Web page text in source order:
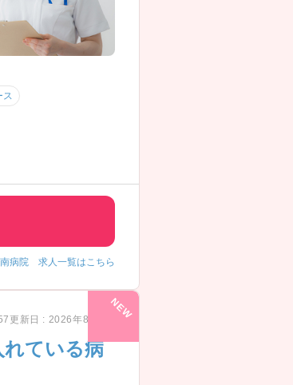
ス
病院 求人一覧はこちら
更新日 : 2026年8月7日
ている病